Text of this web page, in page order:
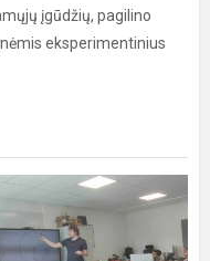
įgūdžių, pagilino
eksperimentinius